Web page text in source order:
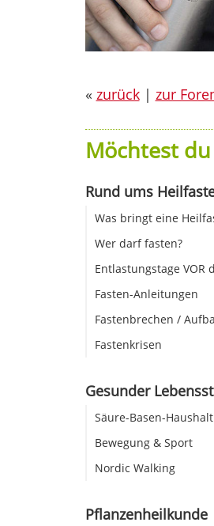
« zurück| zur
Möchtest
Rund ums
Was bringt eine
Wer darf fasten?
Entlastungstage VOR
Fasten-Anleitungen
Fastenbrechen /
Fastenkrisen
Gesunder
Säure-Basen-Haushalt
Bewegung & Sport
Nordic Walking
Pflanzenheilkunde